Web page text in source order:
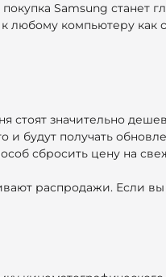
Samsung станет
любому компьютеру
стоят значительно
будут получать
сбросить цену на
распродажи. Если вы